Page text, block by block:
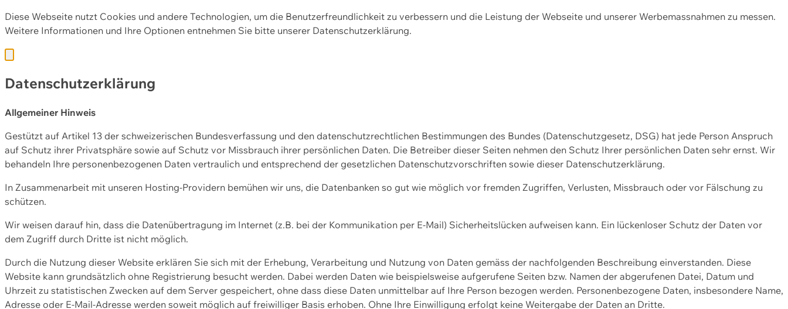
Diese Webseite nutzt Cookies und andere Technologien, um die Benutzerfreundlichkeit zu verbessern und die Leistung der Webseite und unserer Werbemassnahmen zu messen.
Weitere Informationen und Ihre Optionen entnehmen Sie bitte unserer Datenschutzerklärung.
Datenschutzerklärung
Allgemeiner Hinweis
Gestützt auf Artikel 13 der schweizerischen Bundesverfassung und den datenschutzrechtlichen Bestimmungen des Bundes (Datenschutzgesetz, DSG) hat jede Person Anspruch
auf Schutz ihrer Privatsphäre sowie auf Schutz vor Missbrauch ihrer persönlichen Daten. Die Betreiber dieser Seiten nehmen den Schutz Ihrer persönlichen Daten sehr ernst. Wir
behandeln Ihre personenbezogenen Daten vertraulich und entsprechend der gesetzlichen Datenschutzvorschriften sowie dieser Datenschutzerklärung.
In Zusammenarbeit mit unseren Hosting-Providern bemühen wir uns, die Datenbanken so gut wie möglich vor fremden Zugriffen, Verlusten, Missbrauch oder vor Fälschung zu
schützen.
Wir weisen darauf hin, dass die Datenübertragung im Internet (z.B. bei der Kommunikation per E-Mail) Sicherheitslücken aufweisen kann. Ein lückenloser Schutz der Daten vor
dem Zugriff durch Dritte ist nicht möglich.
Durch die Nutzung dieser Website erklären Sie sich mit der Erhebung, Verarbeitung und Nutzung von Daten gemäss der nachfolgenden Beschreibung einverstanden. Diese
Website kann grundsätzlich ohne Registrierung besucht werden. Dabei werden Daten wie beispielsweise aufgerufene Seiten bzw. Namen der abgerufenen Datei, Datum und
Uhrzeit zu statistischen Zwecken auf dem Server gespeichert, ohne dass diese Daten unmittelbar auf Ihre Person bezogen werden. Personenbezogene Daten, insbesondere Name,
Adresse oder E-Mail-Adresse werden soweit möglich auf freiwilliger Basis erhoben. Ohne Ihre Einwilligung erfolgt keine Weitergabe der Daten an Dritte.